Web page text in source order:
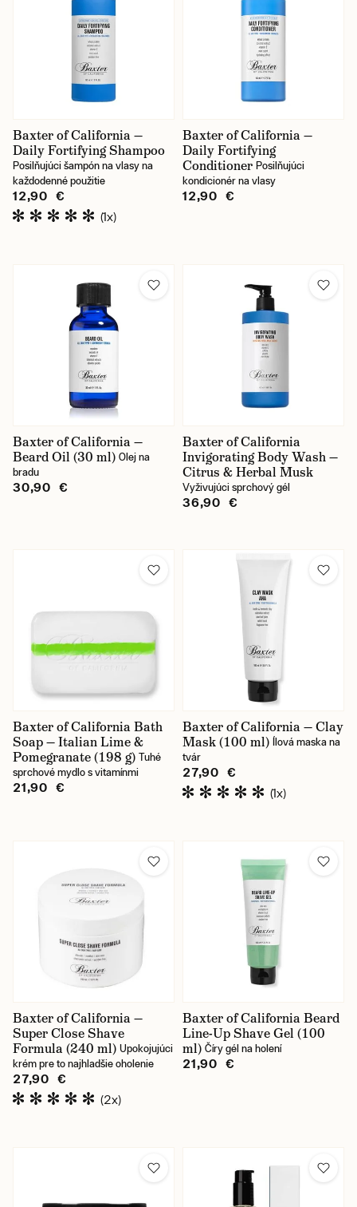
Baxter of California —
Daily Fortifying Shampoo
Posilňujúci šampón na vlasy na
každodenné použitie
12,90 €
(1x)
Baxter of California —
Daily Fortifying
Conditioner Posilňujúci
kondicionér na vlasy
12,90 €
Baxter of California —
Beard Oil (30 ml) Olej na
bradu
30,90 €
Baxter of California
Invigorating Body Wash —
Citrus & Herbal Musk
Vyživujúci sprchový gél
36,90 €
Baxter of California Bath
Soap — Italian Lime &
Pomegranate (198 g) Tuhé
sprchové mydlo s vitamínmi
21,90 €
Baxter of California — Clay
Mask (100 ml)
Ílová maska na
tvár
27,90 €
(1x)
Baxter of California —
Super Close Shave
Formula (240 ml) Upokojujúci
krém pre to najhladšie oholenie
27,90 €
(2x)
Baxter of California Beard
Line-Up Shave Gel (100
ml) Číry gél na holení
21,90 €